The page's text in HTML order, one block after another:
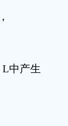
中产生